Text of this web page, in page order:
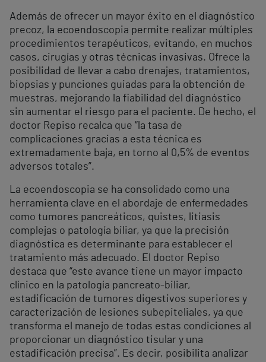
Además de ofrecer un mayor éxito en el diagnóstico
precoz, la ecoendoscopia permite realizar múltiples
procedimientos terapéuticos, evitando, en muchos
casos, cirugías y otras técnicas invasivas. Ofrece la
posibilidad de llevar a cabo drenajes, tratamientos,
biopsias y punciones guiadas para la obtención de
muestras, mejorando la fiabilidad del diagnóstico
sin aumentar el riesgo para el paciente. De hecho, el
doctor Repiso recalca que “la tasa de
complicaciones gracias a esta técnica es
extremadamente baja, en torno al 0,5% de eventos
adversos totales”.
La ecoendoscopia se ha consolidado como una
herramienta clave en el abordaje de enfermedades
como tumores pancreáticos, quistes, litiasis
complejas o patología biliar, ya que la precisión
diagnóstica es determinante para establecer el
tratamiento más adecuado. El doctor Repiso
destaca que “este avance tiene un mayor impacto
clínico en la patología pancreato-biliar,
estadificación de tumores digestivos superiores y
caracterización de lesiones subepiteliales, ya que
transforma el manejo de todas estas condiciones al
proporcionar un diagnóstico tisular y una
estadificación precisa”. Es decir, posibilita analizar